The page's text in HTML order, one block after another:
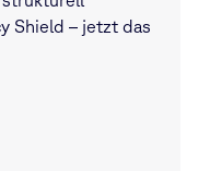
Shield – jetzt das